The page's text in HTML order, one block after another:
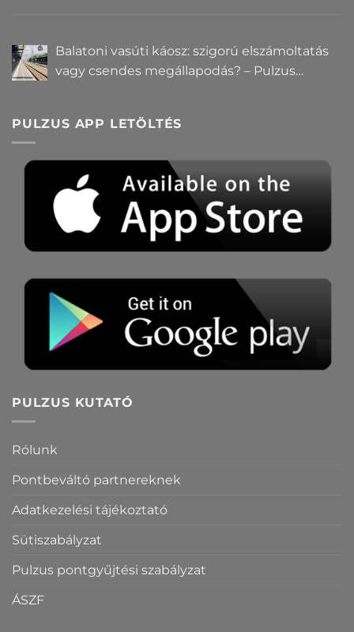
Balatoni vasúti káosz: szigorú elszámoltatás
vagy csendes megállapodás? – Pulzus
PULZUS APP LETÖLTÉS
PULZUS KUTATÓ
Rólunk
Pontbeváltó partnereknek
Adatkezelési tájékoztató
Sütiszabályzat
Pulzus pontgyűjtési szabályzat
ÁSZF